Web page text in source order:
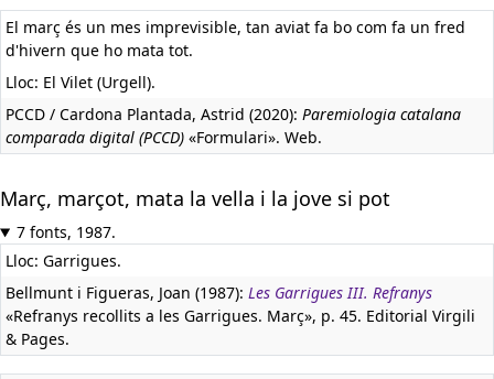
El març és un mes imprevisible, tan aviat fa bo com fa un fred
d'hivern que ho mata tot.
Lloc: El Vilet (Urgell).
PCCD / Cardona Plantada, Astrid (2020): Paremiologia catalana
comparada digital (PCCD) «Formulari». Web.
Març, marçot, mata la vella i la jove si pot
7 fonts, 1987.
Lloc: Garrigues.
Bellmunt i Figueras, Joan (1987): Les Garrigues III. Refranys
«Refranys recollits a les Garrigues. Març», p. 45. Editorial Virgili
& Pages.